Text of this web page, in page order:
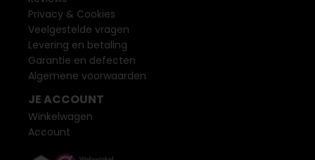
Privacy & Cookies
Veelgestelde vragen
Levering en betaling
Garantie en defecten
Algemene voorwaarden
JE ACCOUNT
Winkelwagen
Account